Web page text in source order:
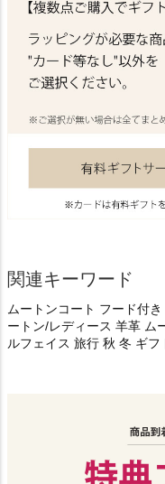
関連キーワード
ムートンコート フード付
ートン/レディース 羊革 ム
ルフェイス 旅行 秋 冬 ギフ